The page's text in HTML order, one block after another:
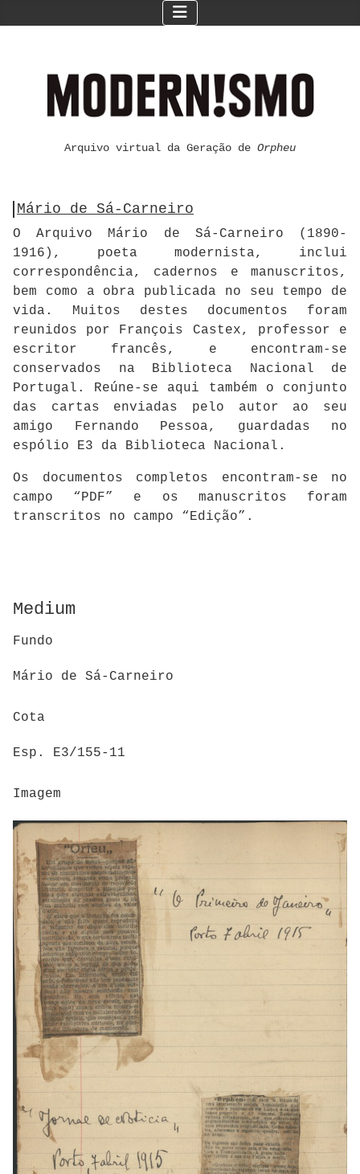
Arquivo virtual da Geração de Orpheu
Mário de Sá-Carneiro
O Arquivo Mário de Sá-Carneiro (1890-
1916), poeta modernista, inclui
correspondência, cadernos e manuscritos,
bem como a obra publicada no seu tempo de
vida. Muitos destes documentos foram
reunidos por François Castex, professor e
escritor francês, e encontram-se
conservados na Biblioteca Nacional de
Portugal. Reúne-se aqui também o conjunto
das cartas enviadas pelo autor ao seu
amigo Fernando Pessoa, guardadas no
espólio E3 da Biblioteca Nacional.
Os documentos completos encontram-se no
campo “PDF” e os manuscritos foram
transcritos no campo “Edição”.
Medium
Fundo
Mário de Sá-Carneiro
Cota
Esp. E3/155-11
Imagem